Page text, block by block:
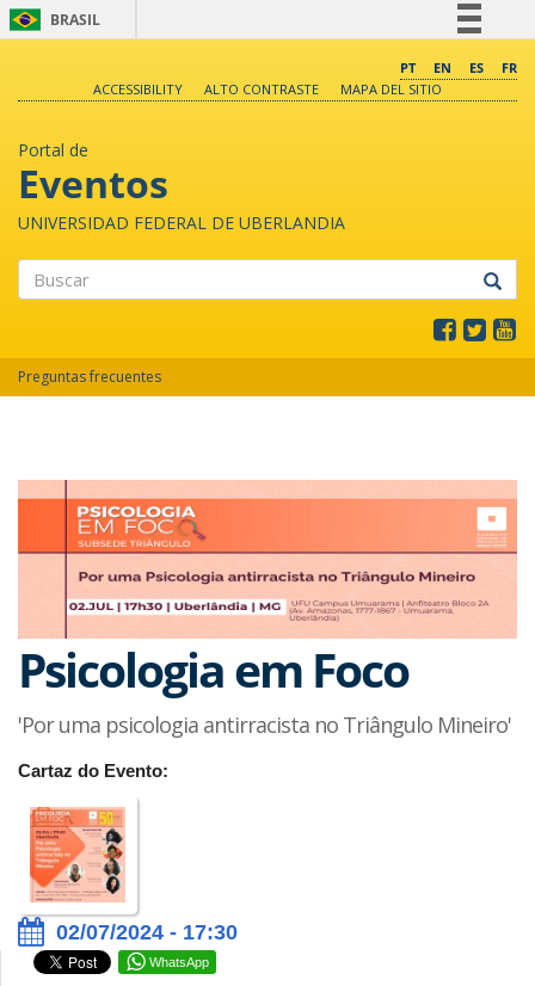
BRASIL
Comunica BR
PT EN ES
FR
ACCESSIBILITY
ALTO CONTRASTE MAPA DEL SITIO
Portal de
Eventos
UNIVERSIDAD FEDERAL DE UBERLANDIA
Preguntas frecuentes
Psicologia em Foco
'Por uma psicologia antirracista no Triângulo Mineiro'
Cartaz do Evento:
02/07/2024 - 17:30
WhatsApp